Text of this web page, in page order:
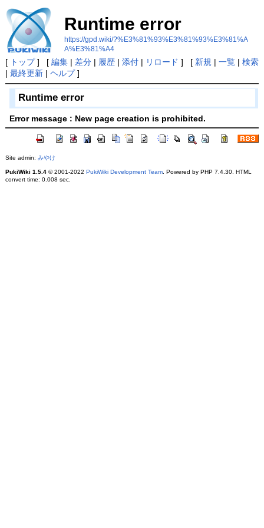
Runtime error
https://gpd.wiki/?%E3%81%93%E3%81%93%E3%81%A
A%E3%81%A4
[ トップ] [ 編集| 差分| 履歴| 添付| リロード ] [ 新規 | 一覧| 検索
| 最終更新| ヘルプ]
Runtime error
Error message : New page creation is prohibited.
Site admin: みやけ
PukiWiki 1.5.4© 2001-2022 PukiWiki Development Team. Powered by PHP 7.4.30. HTML
convert time: 0.008 sec.